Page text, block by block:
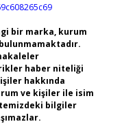
bir marka, kurum
haber niteliği
hakkında
ve kişiler ile isim
bilgiler